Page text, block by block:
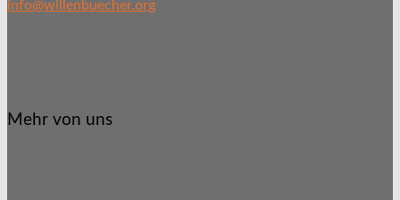
info@willenbuecher.org
Mehr von uns